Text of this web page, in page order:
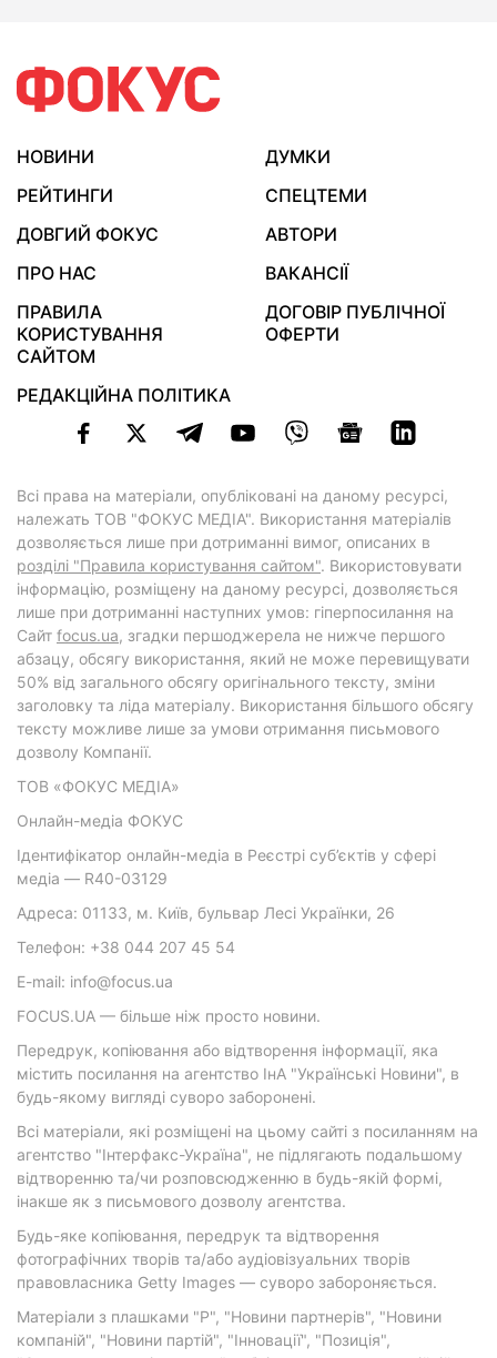
НОВИНИ
ДУМКИ
РЕЙТИНГИ
СПЕЦТЕМИ
ДОВГИЙ ФОКУС
АВТОРИ
ПРО НАС
ВАКАНСІЇ
ПРАВИЛА
КОРИСТУВАННЯ
САЙТОМ
ДОГОВІР ПУБЛІЧНОЇ
ОФЕРТИ
РЕДАКЦІЙНА ПОЛІТИКА
Всі права на матеріали, опубліковані на даному ресурсі,
належать ТОВ "ФОКУС МЕДІА". Використання матеріалів
дозволяється лише при дотриманні вимог, описаних в
розділі "Правила користування сайтом". Використовувати
інформацію, розміщену на даному ресурсі, дозволяється
лише при дотриманні наступних умов: гіперпосилання на
Cайт focus.ua, згадки першоджерела не нижче першого
абзацу, обсягу використання, який не може перевищувати
50% від загального обсягу оригінального тексту, зміни
заголовку та ліда матеріалу. Використання більшого обсягу
тексту можливе лише за умови отримання письмового
дозволу Компанії.
ТОВ «ФОКУС МЕДІА»
Онлайн-медіа ФОКУС
Ідентифікатор онлайн-медіа в Реєстрі суб’єктів у сфері
медіа — R40-03129
Адреса: 01133, м. Київ, бульвар Лесі Українки, 26
Телефон: +38 044 207 45 54
E-mail: info@focus.ua
FOCUS.UA — більше ніж просто новини.
Передрук, копіювання або відтворення інформації, яка
містить посилання на агентство ІнА "Українські Новини", в
будь-якому вигляді суворо заборонені.
Всі матеріали, які розміщені на цьому сайті з посиланням на
агентство "Інтерфакс-Україна", не підлягають подальшому
відтворенню та/чи розповсюдженню в будь-якій формі,
інакше як з письмового дозволу агентства.
Будь-яке копіювання, передрук та відтворення
фотографічних творів та/або аудіовізуальних творів
правовласника Getty Images — суворо забороняється.
Матеріали з плашками "Р", "Новини партнерів", "Новини
компаній", "Новини партій", "Інновації", "Позиція",